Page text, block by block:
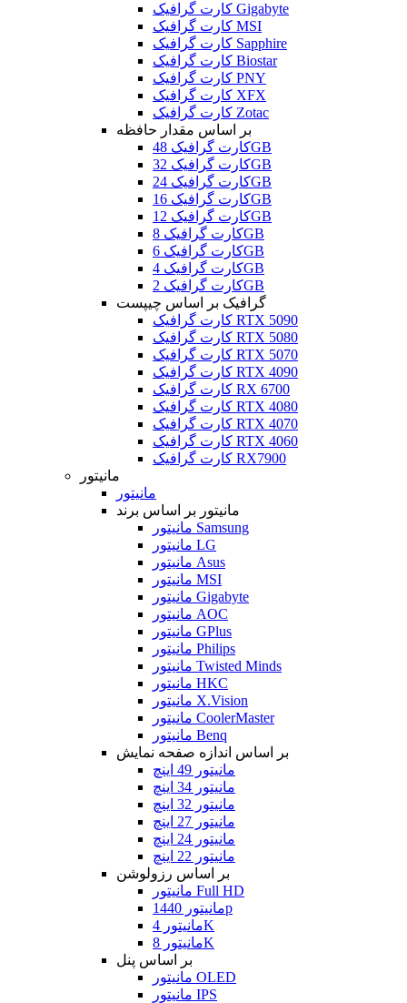
کارت گرافیک Gigabyte
کارت گرافیک MSI
کارت گرافیک Sapphire
کارت گرافیک Biostar
کارت گرافیک PNY
کارت گرافیک XFX
کارت گرافیک Zotac
بر اساس مقدار حافظه
کارت گرافیک 48GB
کارت گرافیک 32GB
کارت گرافیک 24GB
کارت گرافیک 16GB
کارت گرافیک 12GB
کارت گرافیک 8GB
کارت گرافیک 6GB
کارت گرافیک 4GB
کارت گرافیک 2GB
گرافیک بر اساس چیپست
کارت گرافیک RTX 5090
کارت گرافیک RTX 5080
کارت گرافیک RTX 5070
کارت گرافیک RTX 4090
کارت گرافیک RX 6700
کارت گرافیک RTX 4080
کارت گرافیک RTX 4070
کارت گرافیک RTX 4060
کارت گرافیک RX7900
مانیتور
مانیتور
مانیتور بر اساس برند
مانیتور Samsung
مانیتور LG
مانیتور Asus
مانیتور MSI
مانیتور Gigabyte
مانیتور AOC
مانیتور GPlus
مانیتور Philips
مانیتور Twisted Minds
مانیتور HKC
مانیتور X.Vision
مانیتور CoolerMaster
مانیتور Benq
بر اساس اندازه صفحه نمایش
مانیتور 49 اینچ
مانیتور 34 اینچ
مانیتور 32 اینچ
مانیتور 27 اینچ
مانیتور 24 اینچ
مانیتور 22 اینچ
بر اساس رزولوشن
مانیتور Full HD
مانیتور 1440p
مانیتور 4K
مانیتور 8K
بر اساس پنل
مانیتور OLED
مانیتور IPS